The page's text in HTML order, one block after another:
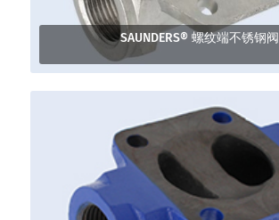
SAUNDERS® 螺纹端不锈钢阀